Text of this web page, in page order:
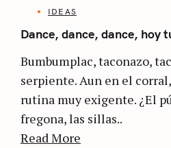
IDEAS
Dance, dance, dance, hoy
Bumbumplac, taconazo,
serpiente. Aun en el
rutina muy exigente. ¿El
fregona, las sillas..
Read More